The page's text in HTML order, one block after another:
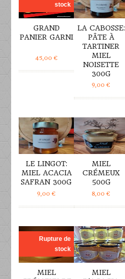
stock
GRAND
PANIER GARNI
45,00 €
LA CABOSSE:
PÂTE À
TARTINER
MIEL
NOISETTE
300G
9,00€
LE LINGOT:
MIEL ACACIA
SAFRAN 300G
9,00€
MIEL
CRÉMEUX
500G
8,00€
Rupture de
stock
MIEL
MIEL